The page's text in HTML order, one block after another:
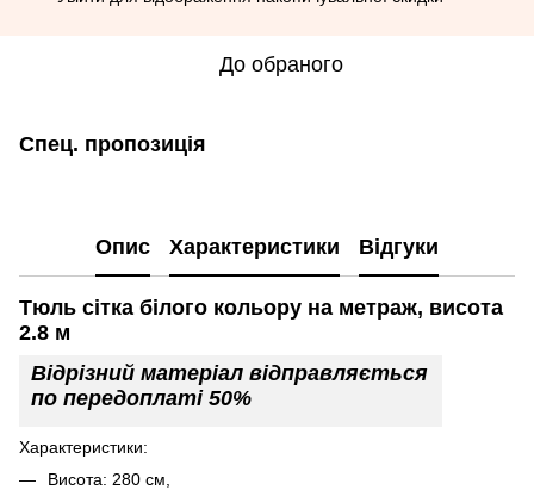
До обраного
Спец. пропозиція
Опис Характеристики Відгуки
Тюль сітка білого кольору на метраж, висота
2.8 м
Відрізний матеріал відправляється
по передоплаті 50%
Характеристики:
Висота: 280 см,